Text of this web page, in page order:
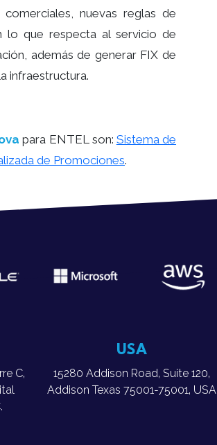
nuevas reglas de
lo que respecta al servicio de
además de generar FIX de
infraestructura.
para ENTEL son: Sistema de
de Promociones.
C,
USA
15280 Addison Road, Suite 120,
Addison Texas 75001-75001, USA